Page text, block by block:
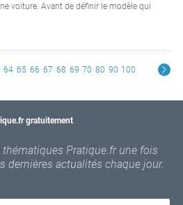
voiture. Avant de définir le modèle qui
64 65 66 67 68 69 70 80 90 100
gratuitement
Pratique.fr une fois
dernières actualités chaque jour.